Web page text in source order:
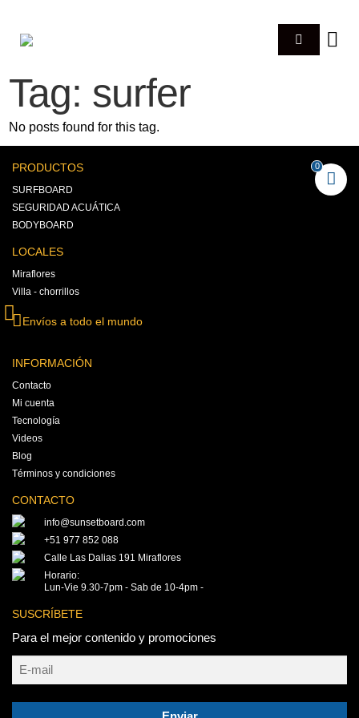
Tag: surfer
No posts found for this tag.
PRODUCTOS
SURFBOARD
SEGURIDAD ACUÁTICA
BODYBOARD
LOCALES
Miraflores
Villa - chorrillos
Envíos a todo el mundo
INFORMACIÓN
Contacto
Mi cuenta
Tecnología
Videos
Blog
Términos y condiciones
CONTACTO
info@sunsetboard.com
+51 977 852 088
Calle Las Dalias 191 Miraflores
Horario:
Lun-Vie 9.30-7pm - Sab de 10-4pm -
SUSCRÍBETE
Para el mejor contenido y promociones
0